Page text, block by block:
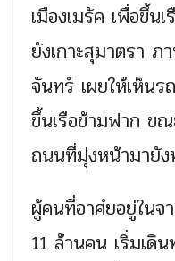
เมืองเมรัค เพื่อขึ้น
ยังเกาะสุมาตรา ภ
จันทร์ เผยให้เห็น
ขึ้นเรือข้ามฟาก ข
ถนนที่มุ่งหน้ามายัง
ผู้คนที่อาศํยอยู่ในจ
11 ล้านคน เริ่มเดิ